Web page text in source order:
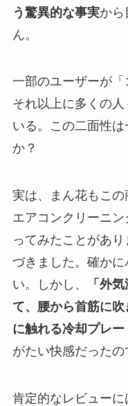
う驚異的な事実から
ん。
一部のユーザーが「
それ以上に多くの
いる。この二面性
か？
実は、まん花もこ
エアコンクリーニ
ってみたことがあ
づきました。確か
い。しかし、
「外
て、腰から首筋に
に触れる冷却プレー
がたい快感だったの
肯定的なレビューに